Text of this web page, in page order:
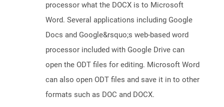
processor what the DOCX is to Microsoft
Word. Several applications including Google
Docs and Google&rsquo;s web-based word
processor included with Google Drive can
open the ODT files for editing. Microsoft Word
can also open ODT files and save it in to other
formats such as DOC and DOCX.